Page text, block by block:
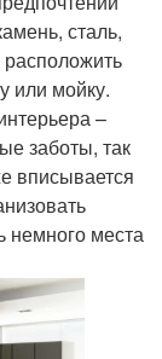
сталь,
или мойку.
–
заботы, так
вписывается
немного места